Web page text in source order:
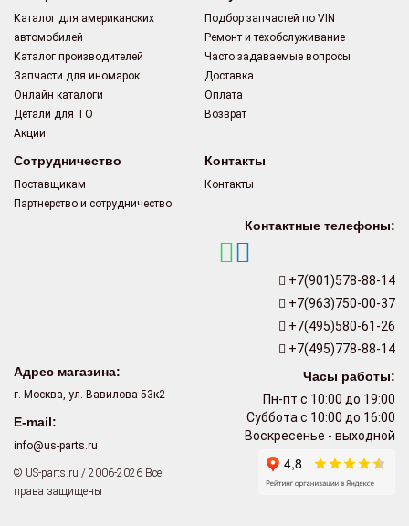
Каталог для американских
автомобилей
Каталог производителей
Запчасти для иномарок
Онлайн каталоги
Детали для ТО
Акции
Подбор запчастей по VIN
Ремонт и техобслуживание
Часто задаваемые вопросы
Доставка
Оплата
Возврат
Сотрудничество
Поставщикам
Партнерство и сотрудничество
Контакты
Контакты
Контактные телефоны:
+7(901)578-88-14
+7(963)750-00-37
+7(495)580-61-26
+7(495)778-88-14
Часы работы:
Пн-пт с 10:00 до 19:00
Суббота с 10:00 до 16:00
Воскресенье - выходной
Адрес магазина:
г. Москва, ул. Вавилова 53к2
E-mail:
info@us-parts.ru
© US-parts.ru / 2006-2026 Все
права защищены